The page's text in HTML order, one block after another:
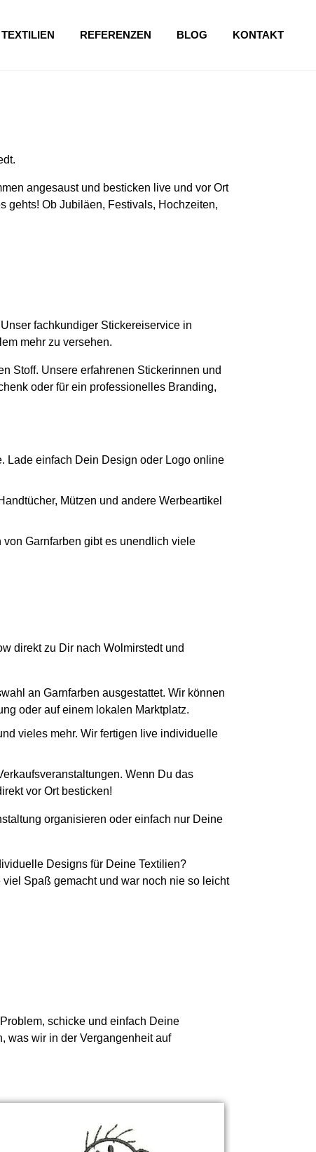
TEXTILIEN REFERENZEN BLOG KONTAKT
angesaust und besticken live und vor Ort
gehts! Ob Jubiläen, Festivals, Hochzeiten,
fachkundiger Stickereiservice in
mehr zu versehen.
Stoff. Unsere erfahrenen Stickerinnen und
oder für ein professionelles Branding,
Lade einfach Dein Design oder Logo online
Mützen und andere Werbeartikel
Garnfarben gibt es unendlich viele
direkt zu Dir nach Wolmirstedt und
an Garnfarben ausgestattet. Wir können
oder auf einem lokalen Marktplatz.
vieles mehr. Wir fertigen live individuelle
Wenn Du das
vor Ort besticken!
organisieren oder einfach nur Deine
Designs für Deine Textilien?
Spaß gemacht und war noch nie so leicht
schicke und einfach Deine
was wir in der Vergangenheit auf